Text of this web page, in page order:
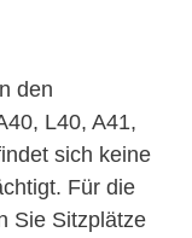
den
L40, A41,
sich keine
Für die
Sie Sitzplätze